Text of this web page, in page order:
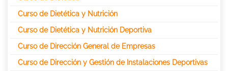
Curso de Dietética y Nutrición
Curso de Dietética y Nutrición Deportiva
Curso de Dirección General de Empresas
Curso de Dirección y Gestión de Instalaciones Deportivas